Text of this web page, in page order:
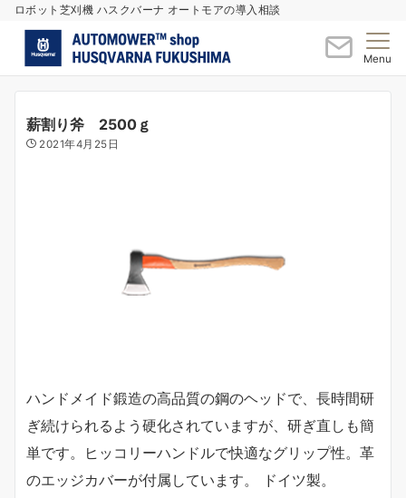
ロボット芝刈機 ハスクバーナ オートモアの導入相談
Menu
薪割り斧 2500ｇ
2021年4月25日
ハンドメイド鍛造の高品質の鋼のヘッドで、長時間研
ぎ続けられるよう硬化されていますが、研ぎ直しも簡
単です。ヒッコリーハンドルで快適なグリップ性。革
のエッジカバーが付属しています。 ドイツ製。